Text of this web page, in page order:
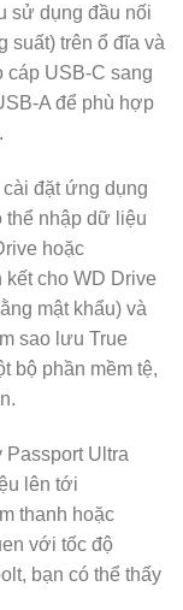
sử dụng đầu nối
suất) trên ổ đĩa và
cáp USB-C sang
A để phù hợp
cài đặt ứng dụng
thể nhập dữ liệu
hoặc
kết cho WD Drive
mật khẩu) và
sao lưu True
bộ phần mềm tệ,
Passport Ultra
lên tới
thanh hoặc
với tốc độ
bạn có thể thấy